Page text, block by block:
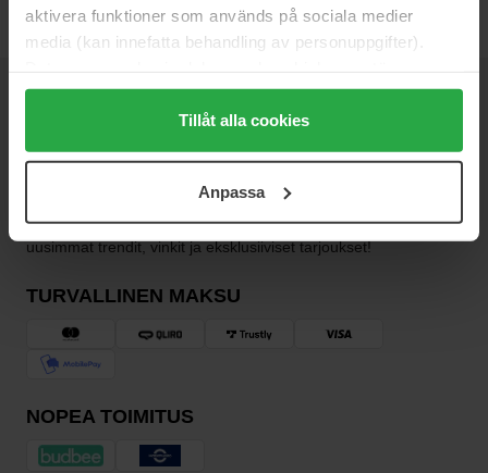
aktivera funktioner som används på sociala medier
media (kan innefatta behandling av personuppgifter).
Genom att trycka på "Tillåt alla cookies" accepterar du
alla cookies, medan du under "Detaljer" kan anpassa
användningen av cookies. Du kan när som helst återkalla
samt vår Integritetspolicy.
Tillåt alla cookies
Anpassa
Haluatko parhaat kauneusuutiset suoraan sähköpostiisi? Saat
uusimmat trendit, vinkit ja eksklusiiviset tarjoukset!
TURVALLINEN MAKSU
NOPEA TOIMITUS